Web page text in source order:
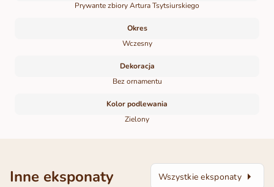
Prywante zbiory Artura Tsytsiurskiego
Okres
Wczesny
Dekoracja
Bez ornamentu
Kolor podlewania
Zielony
Inne eksponaty Wszystkie eksponaty